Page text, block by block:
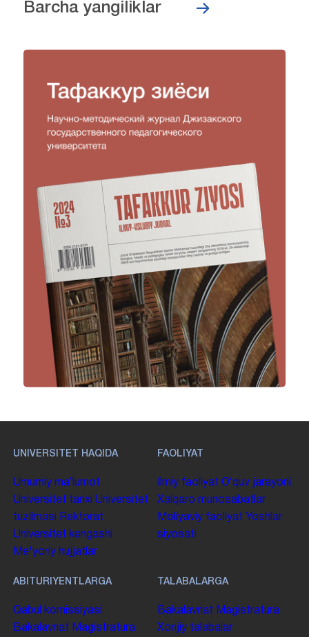
Barcha yangiliklar
UNIVERSITET HAQIDA
Umumiy maʼlumot
Universitet tarixi Universitet
tuzilmasi
Rektorat
Universitet kengashi
Me'yoriy hujjatlar
FAOLIYAT
Ilmiy faoliyat Oʻquv jarayoni
Xalqaro munosabatlar
Moliyaviy faoliyat Yoshlar
siyosati
ABITURIYENTLARGA
Qabul komissiyasi
Bakalavriat Magistratura
TALABALARGA
Bakalavriat Magistratura
Xorijiy talabalar